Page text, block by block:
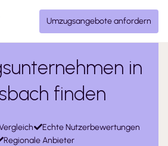
Umzugsangebote anfordern
in
finden
Echte Nutzerbewertungen
Regionale Anbieter